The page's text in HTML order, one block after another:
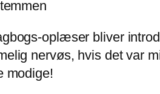
oplæser bliver
nervøs, hvis det var
modige!